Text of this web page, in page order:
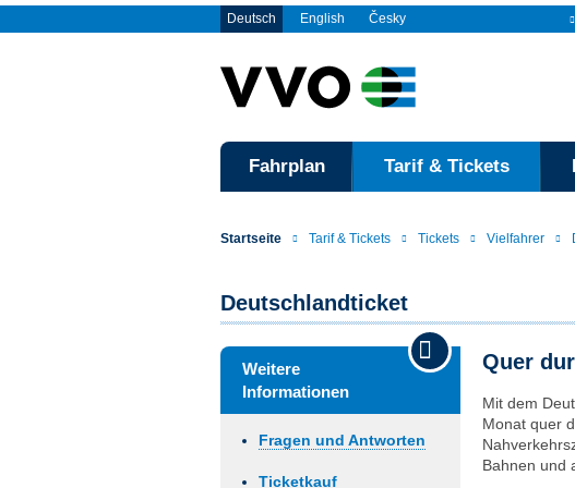
Deutsch English Česky
Fahrplan Tarif & Tickets
Startseite Tarif & Tickets Tickets Vielfahrer
Deutschlandticket
Weitere
Informationen
Fragen und Antworten
Ticketkauf
Quer
Mit dem
Monat quer
Bahnen und